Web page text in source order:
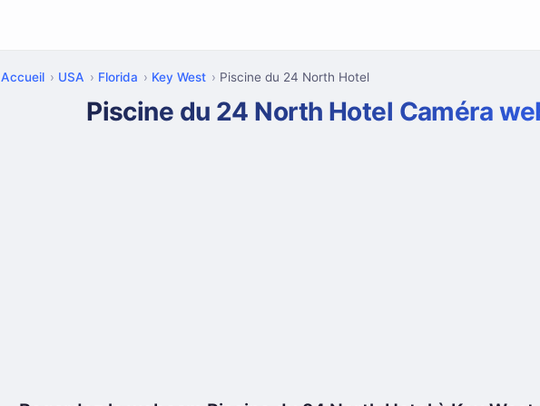
Accueil USA Florida Key West Piscine du 24 North Hotel
Piscine du 24 North Hotel Caméra